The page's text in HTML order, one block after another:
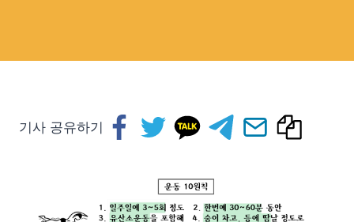
기사 공유하기